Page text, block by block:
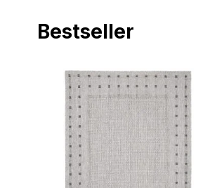
Bestseller
Andere nicht